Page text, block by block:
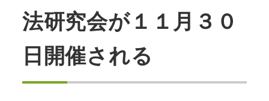
法研究会が１１月３０
日開催される